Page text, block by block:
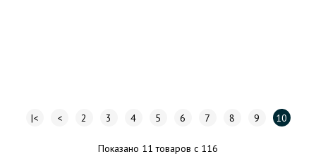
|< < 2 3 4 5 6 7 8 9 10
Показано 11 товаров с 116